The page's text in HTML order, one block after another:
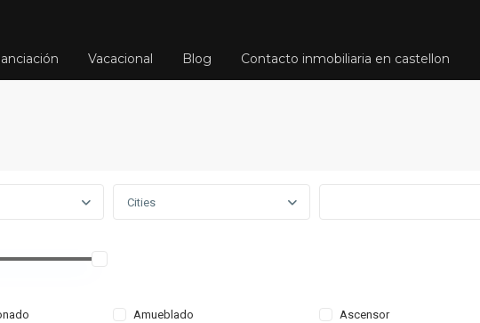
Vacacional Blog Contacto inmobiliaria en castellon
Cities
Amueblado
Ascensor